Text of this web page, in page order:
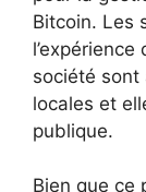
Bitcoin. Les
société sont
locales et
publique.
Bien que ce